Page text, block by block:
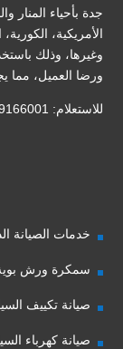
جدة بأحياء المنار
الأمريكية، الكورية،
وغيرها، وذلك
ورضا العميل، مما
للاستعلام: 0569166001
خدمات الصيانة
سمكرة ورش
صيانة تكييف
صيانة كهرباء